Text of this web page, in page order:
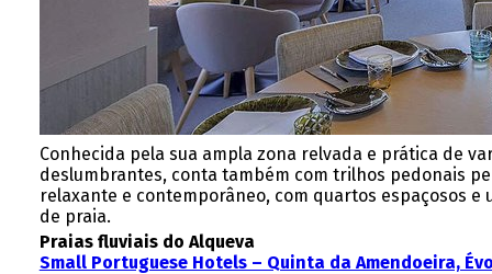
Conhecida pela sua ampla zona relvada e prática de
deslumbrantes, conta também com trilhos pedonais
relaxante e contemporâneo, com quartos espaçosos
de praia.
Praias fluviais do Alqueva
Small Portuguese Hotels – Quinta da Amendoeira,